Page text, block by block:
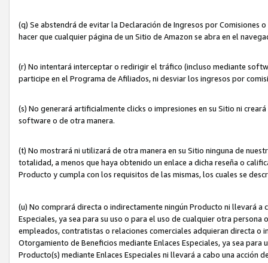
(q) Se abstendrá de evitar la Declaración de Ingresos por
hacer que cualquier página de un Sitio de Amazon se abra en el
(r) No intentará interceptar o redirigir el tráfico (incluso mediante
participe en el Programa de Afiliados, ni desviar los ingresos por
(s) No generará artificialmente clicks o impresiones en su Sitio ni
software o de otra manera.
(t) No mostrará ni utilizará de otra manera en su Sitio ninguna de
totalidad, a menos que haya obtenido un enlace a dicha reseña o
Producto y cumpla con los requisitos de las mismas, los cuales se
(u) No comprará directa o indirectamente ningún Producto ni llevará a
Especiales, ya sea para su uso o para el uso de cualquier otra
empleados, contratistas o relaciones comerciales adquieran directa o
Otorgamiento de Beneficios mediante Enlaces Especiales, ya sea
Producto(s) mediante Enlaces Especiales ni llevará a cabo una